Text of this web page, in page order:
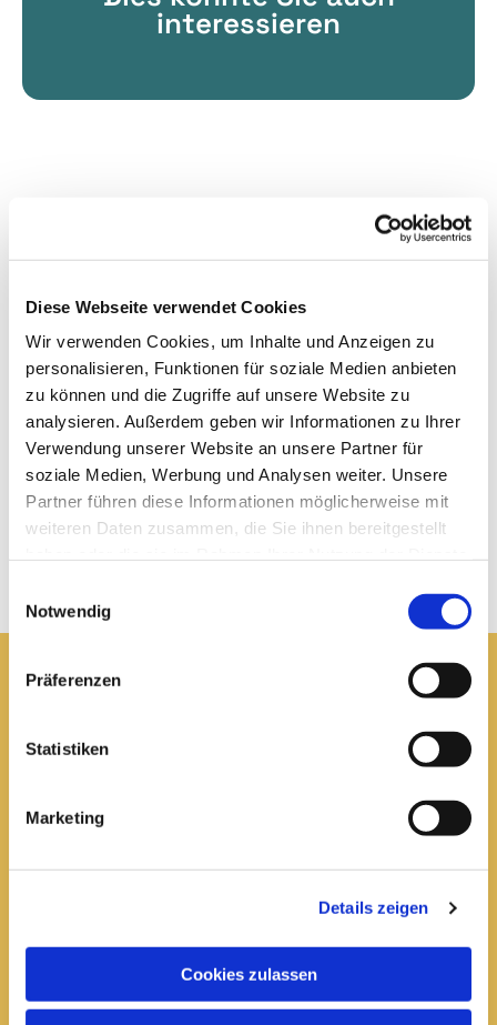
Diese Webseite verwendet Cookies
Wir verwenden Cookies, um Inhalte und Anzeigen zu
personalisieren, Funktionen für soziale Medien anbieten
zu können und die Zugriffe auf unsere Website zu
analysieren. Außerdem geben wir Informationen zu Ihrer
Verwendung unserer Website an unsere Partner für
soziale Medien, Werbung und Analysen weiter. Unsere
Partner führen diese Informationen möglicherweise mit
weiteren Daten zusammen, die Sie ihnen bereitgestellt
Notwendig
Präferenzen
Statistiken
Marketing
Details zeigen
Cookies zulassen
interessieren
Büro Arnstadt
03628 602285